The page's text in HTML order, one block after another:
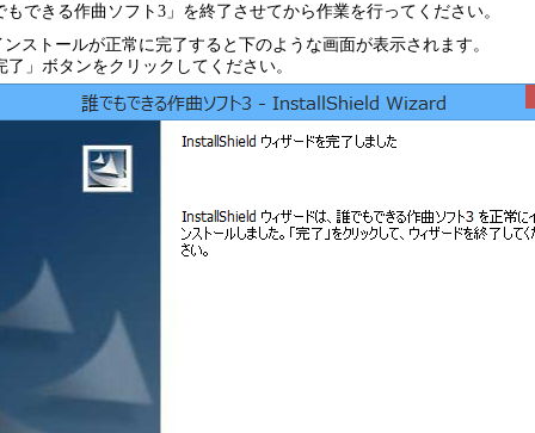
もできる作曲ソフト3」を終了させてから作業を行ってください。
ンストールが正常に完了すると下のような画面が表示されます。
了」ボタンをクリックしてください。